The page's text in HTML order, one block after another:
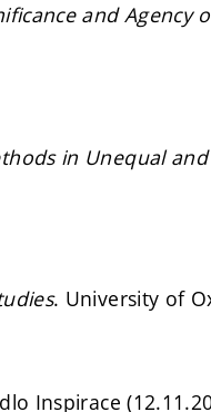
and Agency
in Unequal
. University of
Inspirace